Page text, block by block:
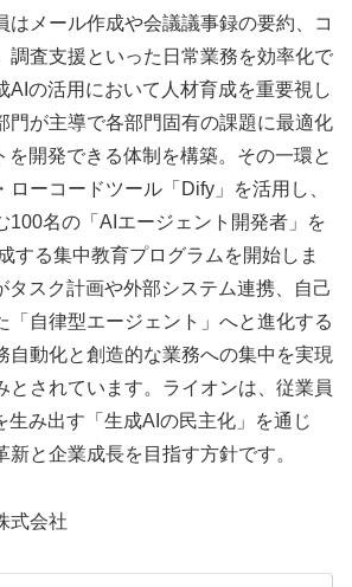
はメール作成や会議議事録の要約、コ
調査支援といった日常業務を効率化で
AIの活用において人材育成を重要視し
門が主導で各部門固有の課題に最適化
を開発できる体制を構築。その一環と
ローコードツール「Dify」を活用し、
100名の「AIエージェント開発者」を
する集中教育プログラムを開始しま
タスク計画や外部システム連携、自己
「自律型エージェント」へと進化する
自動化と創造的な業務への集中を実現
とされています。ライオンは、従業員
生み出す「生成AIの民主化」を通じ
新と企業成長を目指す方針です。
式会社